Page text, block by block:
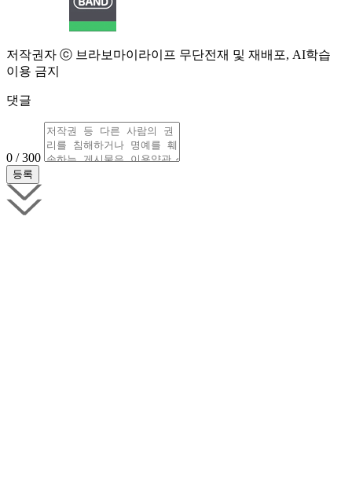
저작권자 ⓒ 브라보마이라이프 무단전재 및 재배포, AI학습
이용 금지
댓글
0 / 300